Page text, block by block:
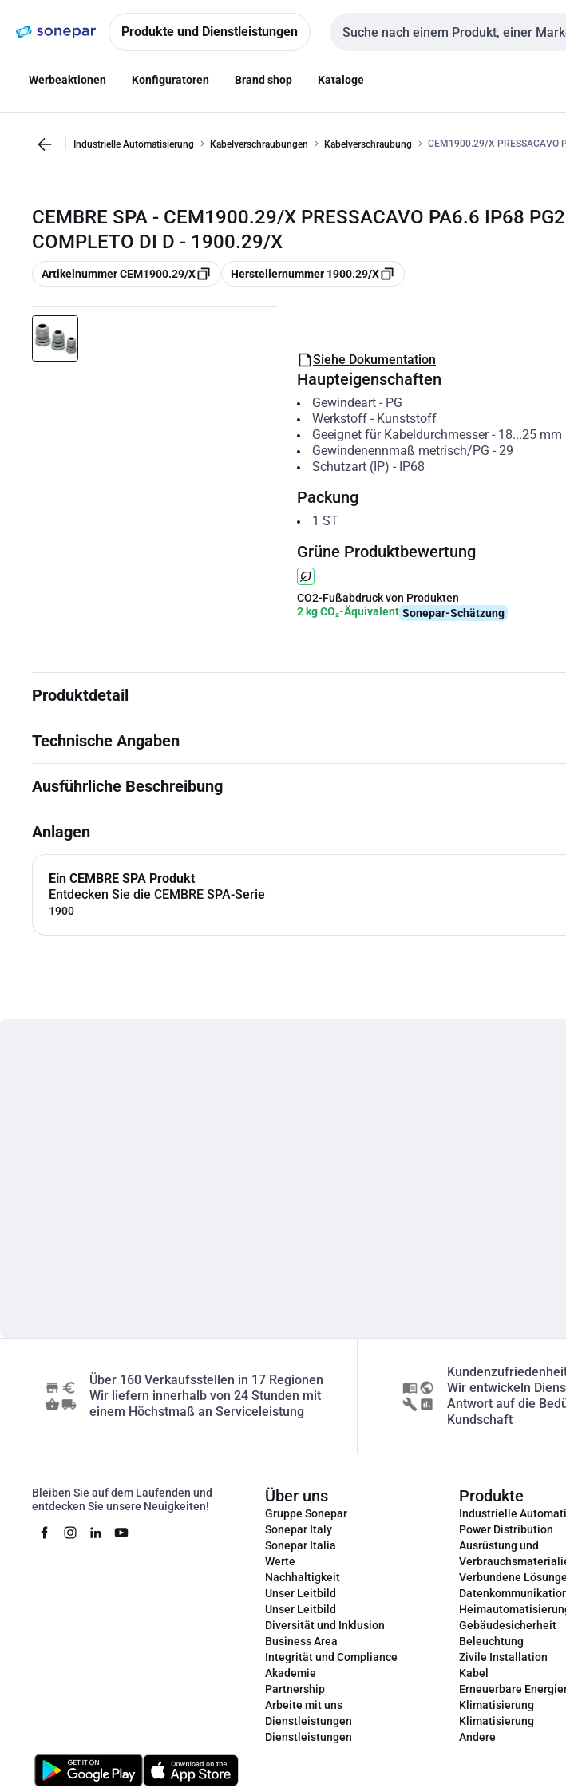
NavigationInhalt
Produkte und Dienstleistungen
Sucheingabe
Werbeaktionen Konfiguratoren Brand shop Kataloge
Industrielle Automatisierung Kabelverschraubungen Kabelverschraubung CEM1900.29/X PRESSACAVO
CEMBRE SPA - CEM1900.29/X PRESSACAVO PA6.6 IP68
COMPLETO DI D - 1900.29/X
Kopieren
Artikelnummer CEM1900.29/X Kopieren
Herstellernummer 1900.29/X
Siehe Dokumentation
Haupteigenschaften
Gewindeart- PG
Werkstoff- Kunststoff
Geeignet für Kabeldurchmesser- 18...25 mm
Gewindenennmaß metrisch/PG - 29
Schutzart (IP) - IP68
Packung
1 ST
Grüne Produktbewertung
CO2-Fußabdruck von Produkten
2 kg CO₂-Äquivalent Sonepar-Schätzung
Produktdetail
Technische Angaben
Ausführliche Beschreibung
Anlagen
Ein CEMBRE SPA Produkt
Entdecken Sie die CEMBRE SPA-Serie
1900
Über 160 Verkaufsstellen in 17 Regionen
Wir liefern innerhalb von 24 Stunden mit
einem Höchstmaß an Serviceleistung
Wir entwickeln
Antwort auf die
Kundschaft
Bleiben Sie auf dem Laufenden und
entdecken Sie unsere Neuigkeiten!
Über uns
Gruppe Sonepar
Sonepar Italy
Sonepar Italia
Werte
Nachhaltigkeit
Unser Leitbild
Unser Leitbild
Diversität und Inklusion
Business Area
Integrität und Compliance
Akademie
Partnership
Arbeite mit uns
Dienstleistungen
Dienstleistungen
Produkte
Industrielle
Power Distribution
Ausrüstung und
Verbundene
Gebäudesicherheit
Beleuchtung
Zivile Installation
Kabel
Erneuerbare
Klimatisierung
Klimatisierung
Andere